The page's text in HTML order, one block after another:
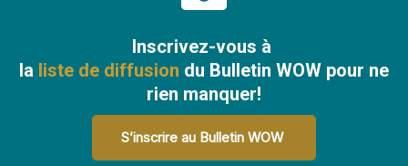
Inscrivez-vous à
la liste de diffusion du Bulletin WOW pour ne
rien manquer!
S’inscrire au Bulletin WOW